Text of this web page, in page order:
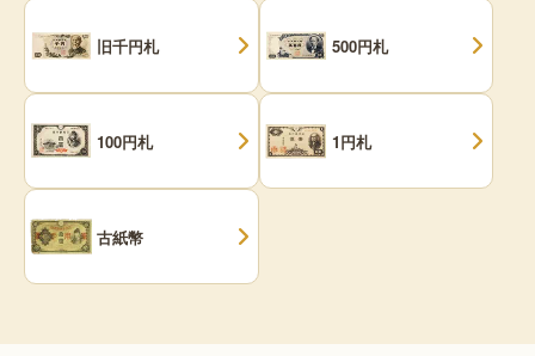
旧千円札 500円札
100円札 1円札
古紙幣